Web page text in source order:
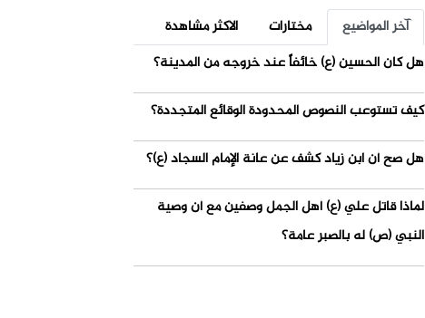
آخر المواضيع مختارات
الاكثر مشاهدة
هل كان الحسين (ع) خائفاً عند خروجه من المدينة؟
كيف تستوعب النصوص المحدودة الوقائع المتجددة؟
هل صح أن ابن زياد كشف عن عانة الإمام السجاد (ع)؟
لماذا قاتل علي (ع) أهل الجمل وصفين مع أن وصية
النبي (ص) له بالصبر عامة؟